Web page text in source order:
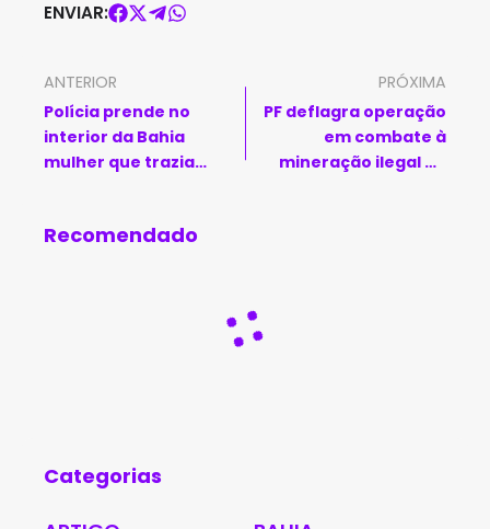
ENVIAR:
ANTERIOR
Polícia prende no
interior da Bahia
mulher que trazia
PRÓXIMA
PF deflagra operação
em combate à
mineração ilegal de
Recomendado
Categorias